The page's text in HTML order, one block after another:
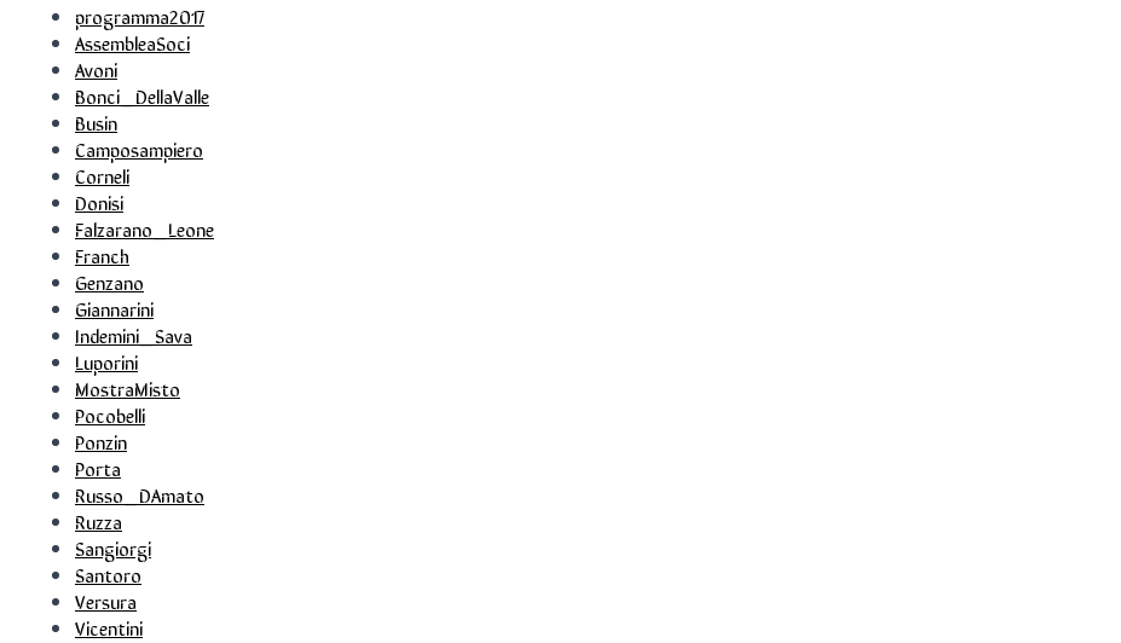
programma2017
AssembleaSoci
Avoni
Bonci_DellaValle
Busin
Camposampiero
Corneli
Donisi
Falzarano_Leone
Franch
Genzano
Giannarini
Indemini_Sava
Luporini
MostraMisto
Pocobelli
Ponzin
Porta
Russo_DAmato
Ruzza
Sangiorgi
Santoro
Versura
Vicentini